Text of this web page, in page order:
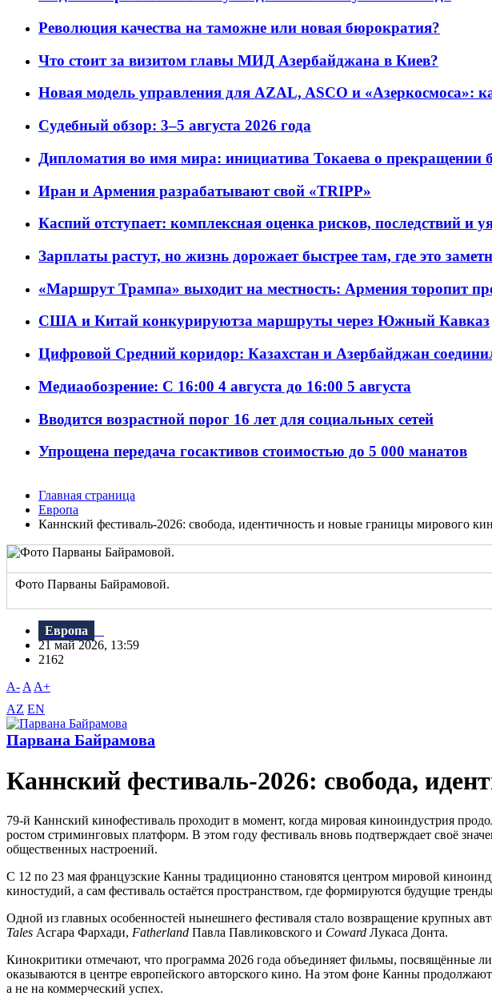
Революция качества на таможне или новая бюрократия?
Что стоит за визитом главы МИД Азербайджана в Киев?
Новая модель управления для AZAL, ASCO и «Азеркосмоса»:
Судебный обзор: 3–5 августа 2026 года
Дипломатия во имя мира: инициатива Токаева о прекращении
Иран и Армения разрабатывают свой «TRIPP»
Каспий отступает: комплексная оценка рисков, последствий и
Зарплаты растут, но жизнь дорожает быстрее там, где это
«Маршрут Трампа» выходит на местность: Армения торопит
США и Китай конкурируютза маршруты через Южный Кавказ
Цифровой Средний коридор: Казахстан и Азербайджан
Медиаобозрение: С 16:00 4 августа до 16:00 5 августа
Вводится возрастной порог 16 лет для социальных сетей
Упрощена передача госактивов стоимостью до 5 000 манатов
Главная страница
Европа
Каннский фестиваль-2026: свобода, идентичность и новые границы мирового
Фото Парваны Байрамовой.
Европа
21 май 2026, 13:59
2162
A- A A+
AZ EN
Парвана Байрамова
Каннский фестиваль-2026: свобода,
79-й Каннский кинофестиваль проходит в момент, когда мировая киноиндустрия
ростом стриминговых платформ. В этом году фестиваль вновь подтверждает своё
общественных настроений.
С 12 по 23 мая французские Канны традиционно становятся центром мировой
киностудий, а сам фестиваль остаётся пространством, где формируются будущие
Одной из главных особенностей нынешнего фестиваля стало возвращение крупных
Tales Асгара Фархади, Fatherland Павла Павликовского и Coward Лукаса Донта.
Кинокритики отмечают, что программа 2026 года объединяет фильмы, посвящённые
оказываются в центре европейского авторского кино. На этом фоне Канны
а не на коммерческий успех.